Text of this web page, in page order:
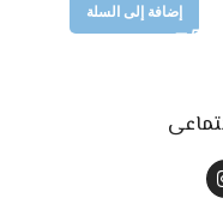
إضافة إلى السلة